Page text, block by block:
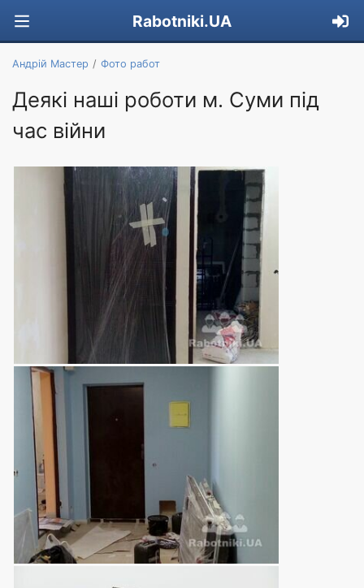
Rabotniki.UA
Андрій Мастер Фото работ
Деякі наші роботи м. Суми під
час війни